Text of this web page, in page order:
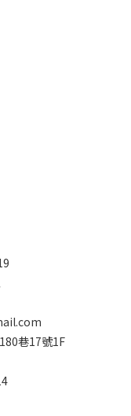
巷17號1F